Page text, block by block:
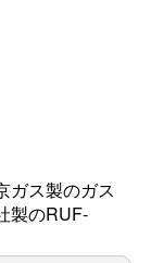
ガス製のガス
製のRUF-